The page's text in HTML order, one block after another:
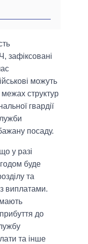
зафіксовані
можуть
структур
гвардії
посаду.
у разі
буде
та
виплатами.
до
та інше